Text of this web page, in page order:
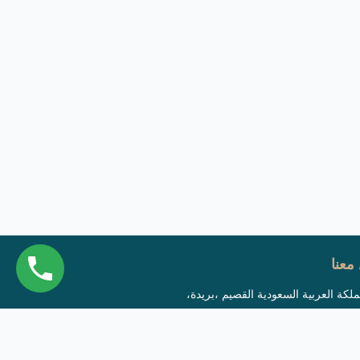
العربية السعودية القصيم ،بريدة،